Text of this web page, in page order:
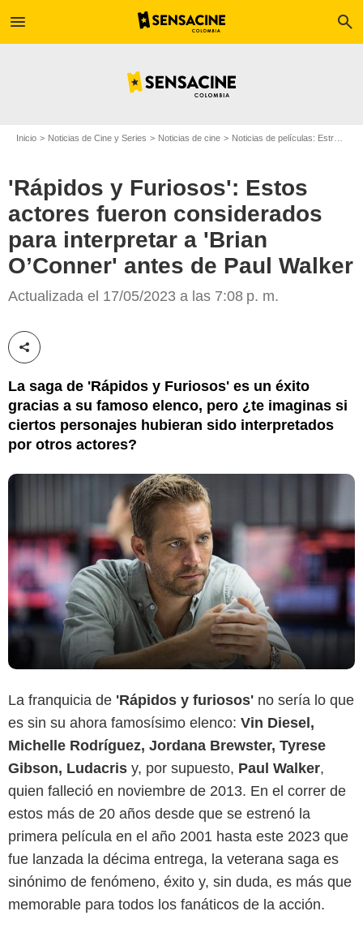
menu search
Inicio Noticias de Cine y Series Noticias de cine Noticias de películas: Estreno de película
'Rápidos y Furiosos': Estos
actores fueron considerados
para interpretar a 'Brian
O’Conner' antes de Paul Walker
Actualizada el 17/05/2023 a las 7:08 p. m.
Compartir esta noticia
La saga de 'Rápidos y Furiosos' es un éxito
gracias a su famoso elenco, pero ¿te imaginas si
ciertos personajes hubieran sido interpretados
por otros actores?
La franquicia de 'Rápidos y furiosos' no sería lo que
es sin su ahora famosísimo elenco: Vin Diesel,
Michelle Rodríguez, Jordana Brewster, Tyrese
Gibson, Ludacris y, por supuesto, Paul Walker,
quien falleció en noviembre de 2013. En el correr de
estos más de 20 años desde que se estrenó la
primera película en el año 2001 hasta este 2023 que
fue lanzada la décima entrega, la veterana saga es
sinónimo de fenómeno, éxito y, sin duda, es más que
memorable para todos los fanáticos de la acción.